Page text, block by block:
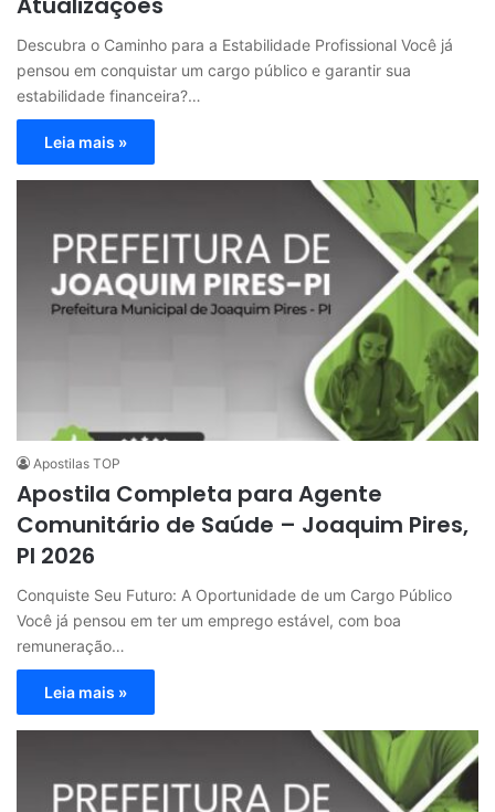
Descubra o Caminho para a Estabilidade Profissional Você já
pensou em conquistar um cargo público e garantir sua
estabilidade financeira?…
Leia mais »
Apostilas TOP
Apostila Completa para Agente
Comunitário de Saúde – Joaquim Pires,
PI 2026
Conquiste Seu Futuro: A Oportunidade de um Cargo Público
Você já pensou em ter um emprego estável, com boa
remuneração…
Leia mais »